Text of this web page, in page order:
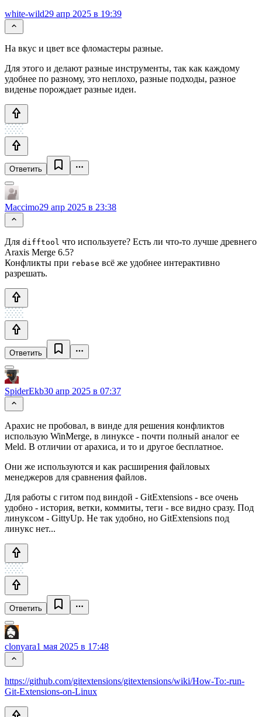
white-wild29 апр 2025 в 19:39
На вкус и цвет все фломастеры разные.
Для этого и делают разные инструменты, так как каждому
удобнее по разному, это неплохо, разные подходы, разное
виденье порождает разные идеи.
Ответить
Maccimo29 апр 2025 в 23:38
Для difftool что используете? Есть ли что-то лучше древнего
Araxis Merge 6.5?
Конфликты при rebase всё же удобнее интерактивно
разрешать.
Ответить
SpiderEkb30 апр 2025 в 07:37
Арахис не пробовал, в винде для решения конфликтов
использую WinMerge, в линуксе - почти полный аналог ее
Meld. В отличии от арахиса, и то и другое бесплатное.
Они же используются и как расширения файловых
менеджеров для сравнения файлов.
Для работы с гитом под виндой - GitExtensions - все очень
удобно - история, ветки, коммиты, теги - все видно сразу. Под
линуксом - GittyUp. Не так удобно, но GitExtensions под
линукс нет...
Ответить
clonyara1 мая 2025 в 17:48
https://github.com/gitextensions/gitextensions/wiki/How-To:-run-
Git-Extensions-on-Linux